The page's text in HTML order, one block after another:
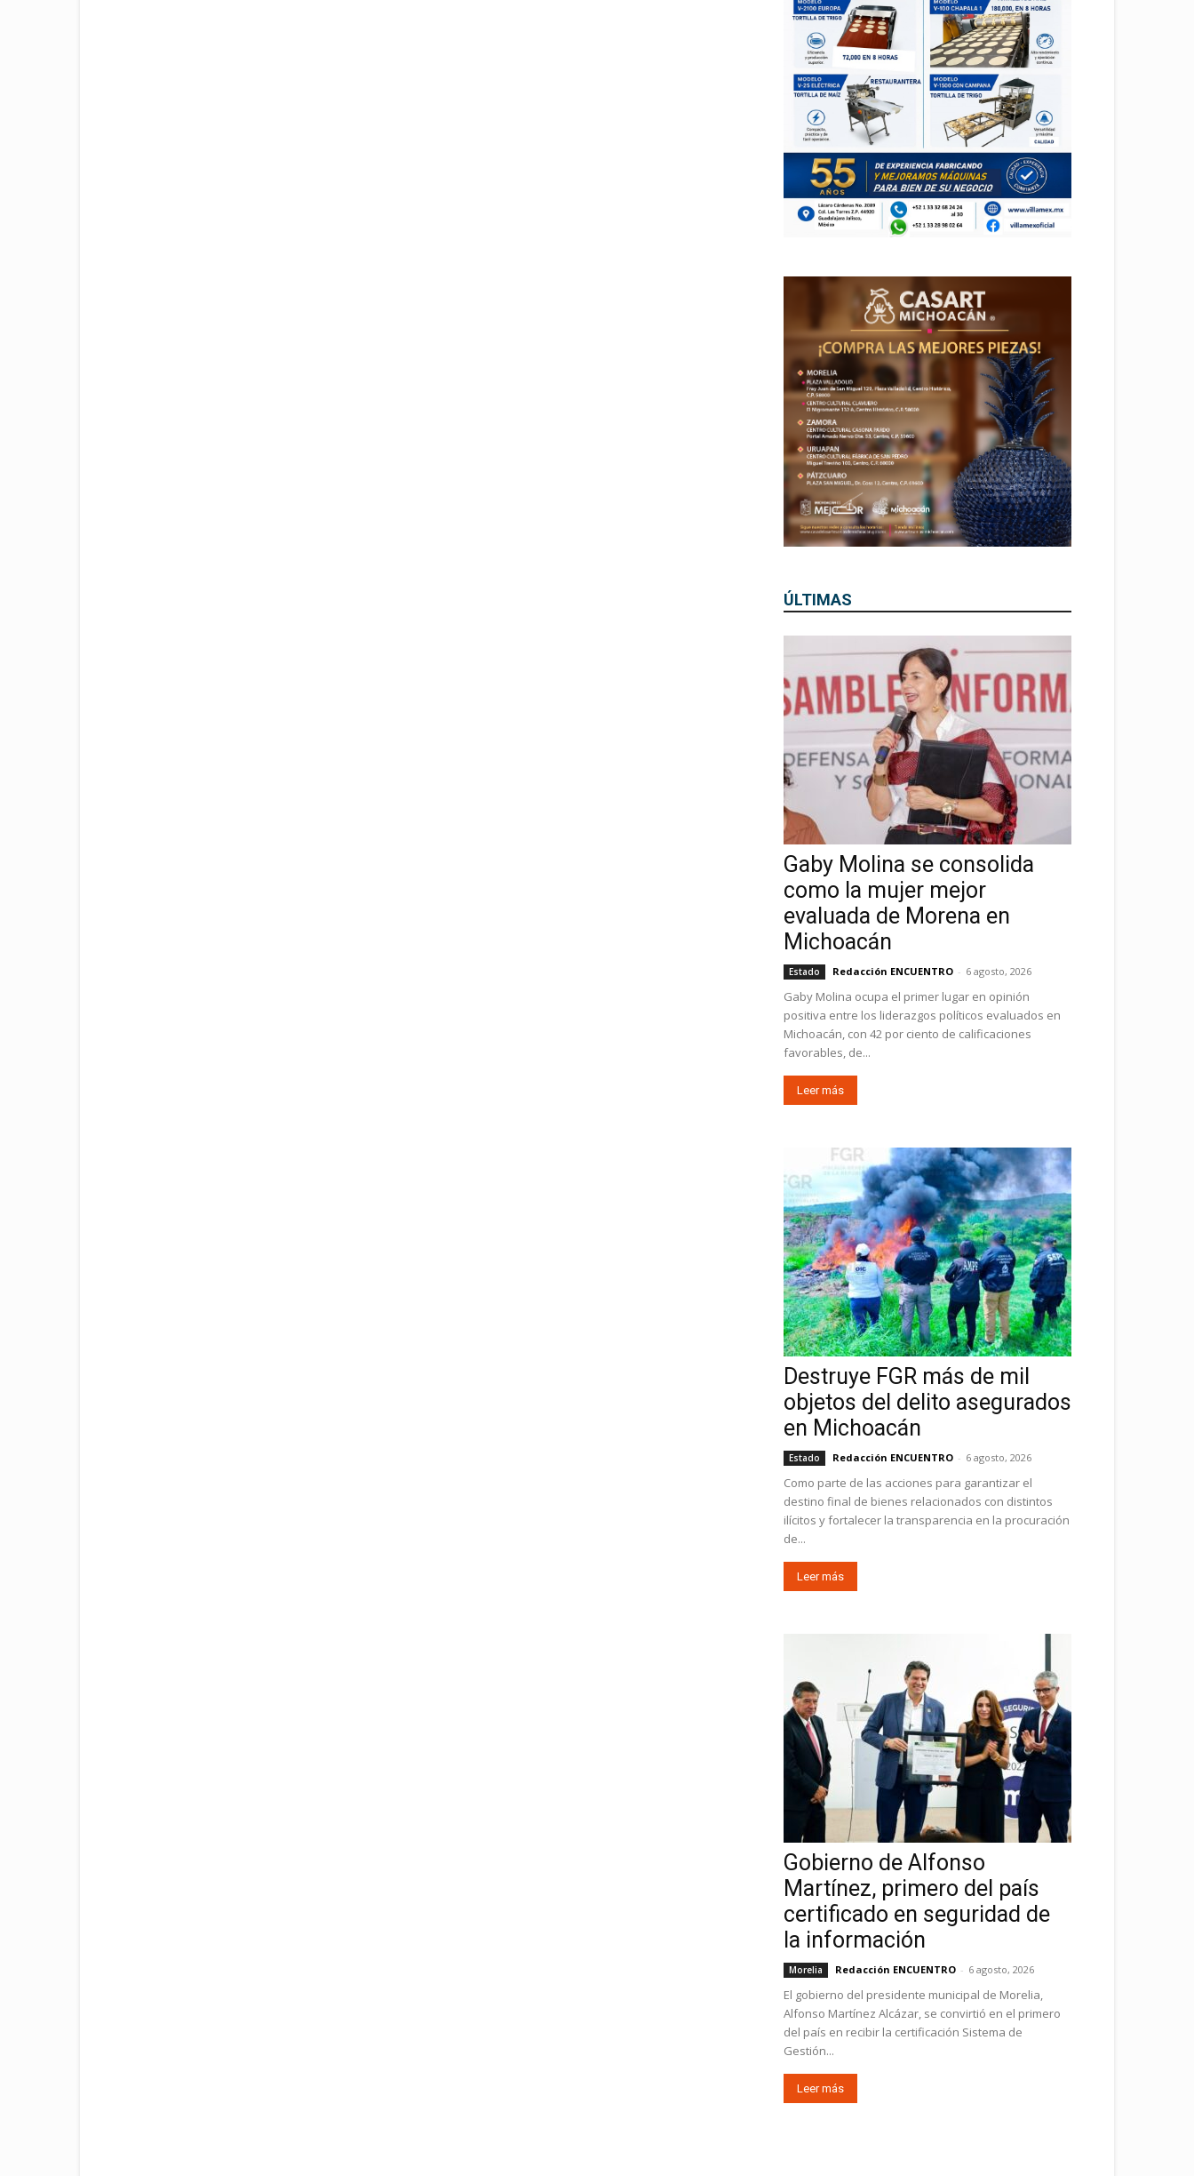
ÚLTIMAS
Gaby Molina se consolida
como la mujer mejor
evaluada de Morena en
Michoacán
Estado Redacción ENCUENTRO - 6 agosto, 2026
Gaby Molina ocupa el primer lugar en opinión
positiva entre los liderazgos políticos evaluados en
Michoacán, con 42 por ciento de calificaciones
favorables, de...
Leer más
Destruye FGR más de mil
objetos del delito asegurados
en Michoacán
Estado Redacción ENCUENTRO - 6 agosto, 2026
Como parte de las acciones para garantizar el
destino final de bienes relacionados con distintos
ilícitos y fortalecer la transparencia en la procuración
de...
Leer más
Gobierno de Alfonso
Martínez, primero del país
certificado en seguridad de
la información
Morelia Redacción ENCUENTRO - 6 agosto, 2026
El gobierno del presidente municipal de Morelia,
Alfonso Martínez Alcázar, se convirtió en el primero
del país en recibir la certificación Sistema de
Gestión...
Leer más